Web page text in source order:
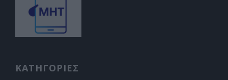
ΚΑΤΗΓΟΡΙΕΣ